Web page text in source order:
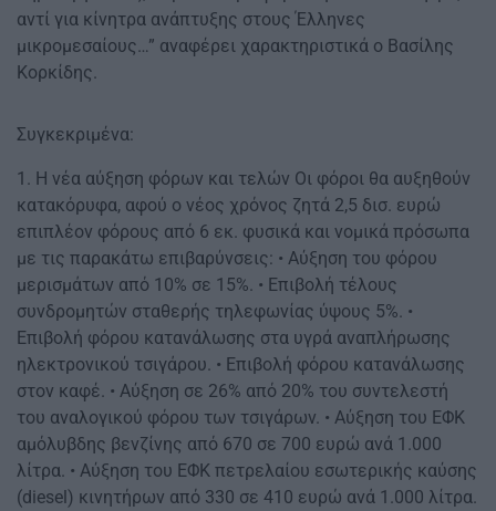
αντί για κίνητρα ανάπτυξης στους Έλληνες
μικρομεσαίους…” αναφέρει χαρακτηριστικά ο Βασίλης
Κορκίδης.
Συγκεκριμένα:
1. Η νέα αύξηση φόρων και τελών Οι φόροι θα αυξηθούν
κατακόρυφα, αφού ο νέος χρόνος ζητά 2,5 δισ. ευρώ
επιπλέον φόρους από 6 εκ. φυσικά και νομικά πρόσωπα
με τις παρακάτω επιβαρύνσεις: • Αύξηση του φόρου
μερισμάτων από 10% σε 15%. • Επιβολή τέλους
συνδρομητών σταθερής τηλεφωνίας ύψους 5%. •
Επιβολή φόρου κατανάλωσης στα υγρά αναπλήρωσης
ηλεκτρονικού τσιγάρου. • Επιβολή φόρου κατανάλωσης
στον καφέ. • Αύξηση σε 26% από 20% του συντελεστή
του αναλογικού φόρου των τσιγάρων. • Αύξηση του ΕΦΚ
αμόλυβδης βενζίνης από 670 σε 700 ευρώ ανά 1.000
λίτρα. • Αύξηση του ΕΦΚ πετρελαίου εσωτερικής καύσης
(diesel) κινητήρων από 330 σε 410 ευρώ ανά 1.000 λίτρα.